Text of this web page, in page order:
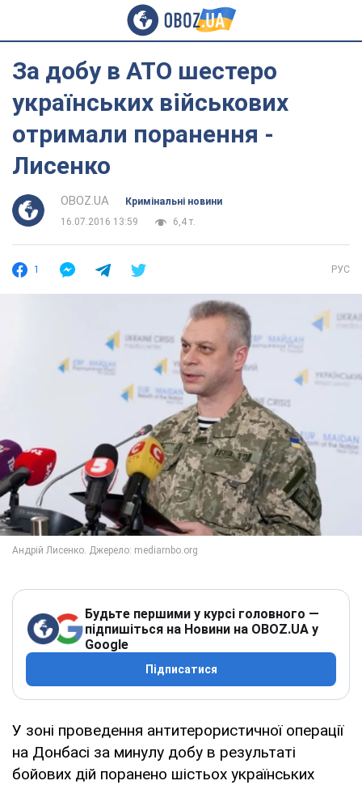
За добу в АТО шестеро
українських військових
отримали поранення -
Лисенко
OBOZ.UA
Кримінальні новини
16.07.2016 13:59
6,4 т.
1 РУС
Будьте першими у курсі головного —
підпишіться на Новини на OBOZ.UA у
Google
Підписатися
У зоні проведення антитерористичної операції
на Донбасі за минулу добу в результаті
бойових дій поранено шістьох українських